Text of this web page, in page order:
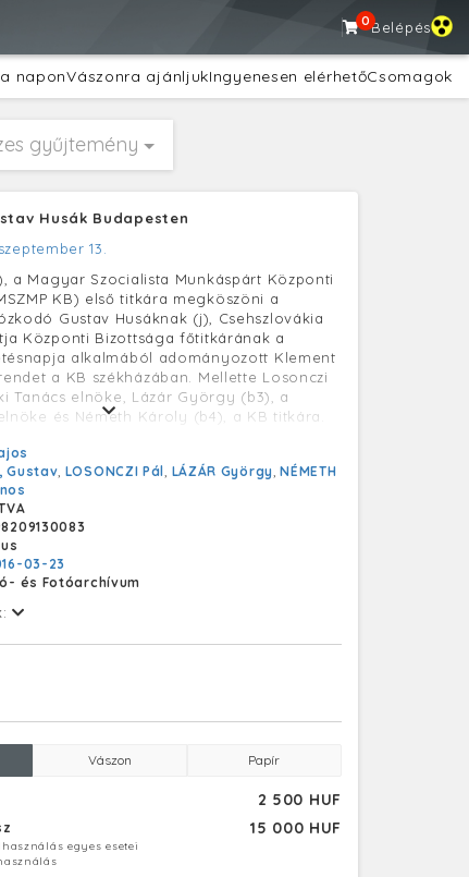
0Belépés
a naponVászonra ajánljukIngyenesen elérhetőCsomagok
gyűjtemény
Husák Budapesten
13.
a Magyar Szocialista Munkáspárt Központi
KB) első titkára megköszöni a
Gustav Husáknak (j), Csehszlovákia
Központi Bizottsága főtitkárának a
alkalmából adományozott Klement
a KB székházában. Mellette Losonczi
Tanács elnöke, Lázár György (b3), a
és Németh Károly (b4), a KB titkára.
Gustav, LOSONCZI Pál, LÁZÁR György,NÉMETH
03-23
és Fotóarchívum
Vászon Papír
2 500 HUF
15 000 HUF
egyes esetei